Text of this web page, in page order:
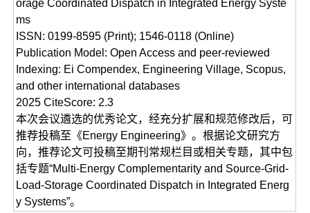
orage Coordinated Dispatch in Integrated Energy Syste
ms
ISSN: 0199-8595 (Print); 1546-0118 (Online)
Publication Model: Open Access and peer-reviewed
Indexing: Ei Compendex, Engineering Village, Scopus,
and other international databases
2025 CiteScore: 2.3
本次会议遴选的优秀论文，经充分扩展和规范修改后，可
推荐投稿至《Energy Engineering》。根据论文研究方
向，推荐论文可投稿至期刊常规栏目或相关专题，其中包
括专题“Multi-Energy Complementarity and Source-Grid-
Load-Storage Coordinated Dispatch in Integrated Energ
y Systems”。